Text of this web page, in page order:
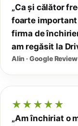
„Ca și călător
foarte important
firma de
am regăsit la
Alin · Google Review
★★★★★
„Am închiriat o